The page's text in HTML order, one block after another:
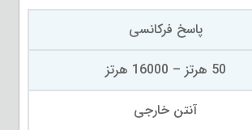
پاسخ فرکانسی
50 هرتز – 16000 هرتز
آنتن خارجی